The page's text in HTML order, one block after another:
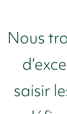
Nous
saisir